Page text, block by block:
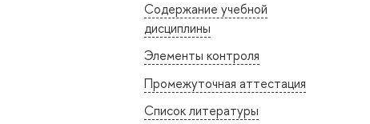
Содержание учебной
дисциплины
Элементы контроля
Промежуточная аттестация
Список литературы